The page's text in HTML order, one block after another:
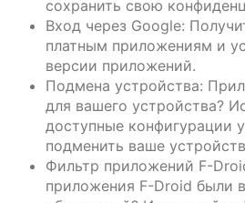
сохранить свою
Вход через Google:
платным приложениям и
версии приложений.
Подмена устройства:
для вашего устройства?
доступные конфигурации
подменить ваше
Фильтр приложений F-
приложения F-Droid были